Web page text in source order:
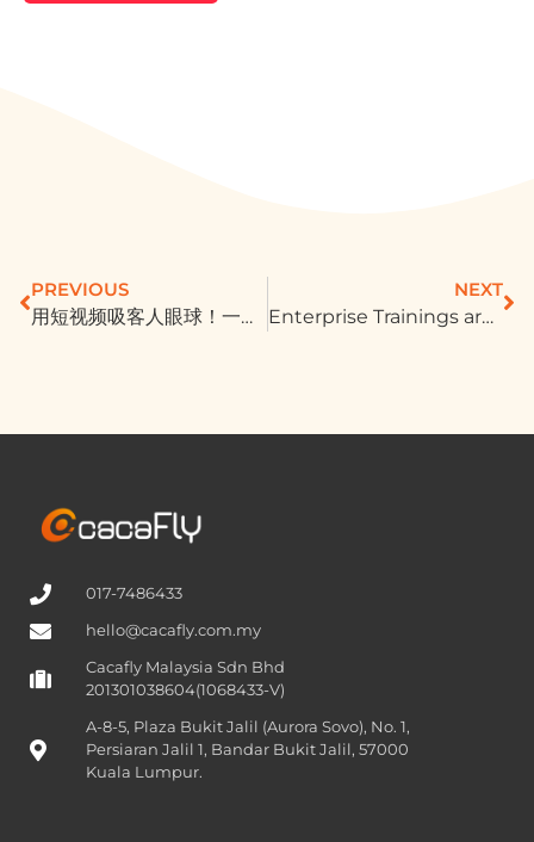
PREVIOUS
用短视频吸客人眼球！一篇搞懂怎样下 IG Reels 广告
NEXT
Enterprise Trainings are on the move｜2021 May, AmLife Enterprise
017-7486433
hello@cacafly.com.my
Cacafly Malaysia Sdn Bhd
201301038604(1068433-V)
A-8-5, Plaza Bukit Jalil (Aurora Sovo), No. 1,
Persiaran Jalil 1, Bandar Bukit Jalil, 57000
Kuala Lumpur.